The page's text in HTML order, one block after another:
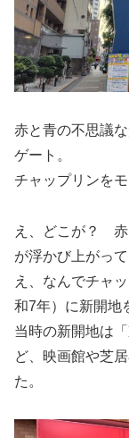
赤と青の不思議な
ゲート。
チャップリンを
え、どこが？ 赤
が浮かび上がって
え、なんでチャ
和7年）に新開地
当時の新開地は
ど、映画館や芝
た。